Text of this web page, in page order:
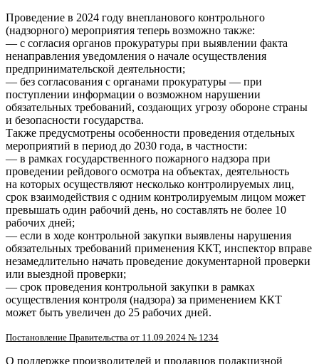
Проведение в 2024 году внепланового контрольного
(надзорного) мероприятия теперь возможно также:
— с согласия органов прокуратуры при выявлении факта
ненаправления уведомления о начале осуществления
предпринимательской деятельности;
— без согласования с органами прокуратуры — при
поступлении информации о возможном нарушении
обязательных требований, создающих угрозу обороне страны
и безопасности государства.
Также предусмотрены особенности проведения отдельных
мероприятий в период до 2030 года, в частности:
— в рамках государственного пожарного надзора при
проведении рейдового осмотра на объектах, деятельность
на которых осуществляют несколько контролируемых лиц,
срок взаимодействия с одним контролируемым лицом может
превышать один рабочий день, но составлять не более 10
рабочих дней;
— если в ходе контрольной закупки выявлены нарушения
обязательных требований применения ККТ, инспектор вправе
незамедлительно начать проведение документарной проверки
или выездной проверки;
— срок проведения контрольной закупки в рамках
осуществления контроля (надзора) за применением ККТ
может быть увеличен до 25 рабочих дней.
Постановление Правительства от 11.09.2024 № 1234
О поддержке производителей и продавцов подакцизной